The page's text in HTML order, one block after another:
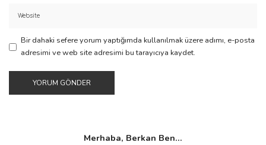
Bir dahaki sefere yorum yaptığımda kullanılmak üzere adımı, e-posta
adresimi ve web site adresimi bu tarayıcıya kaydet.
Merhaba, Berkan Ben...